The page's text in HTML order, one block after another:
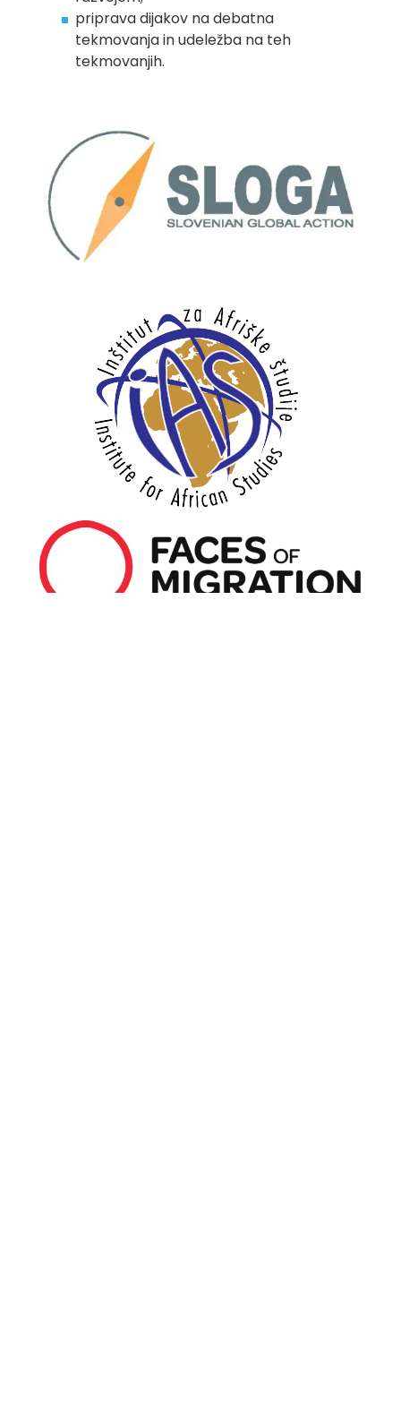
priprava dijakov na debatna
tekmovanja in udeležba na teh
tekmovanjih.